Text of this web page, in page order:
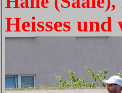
Heisses